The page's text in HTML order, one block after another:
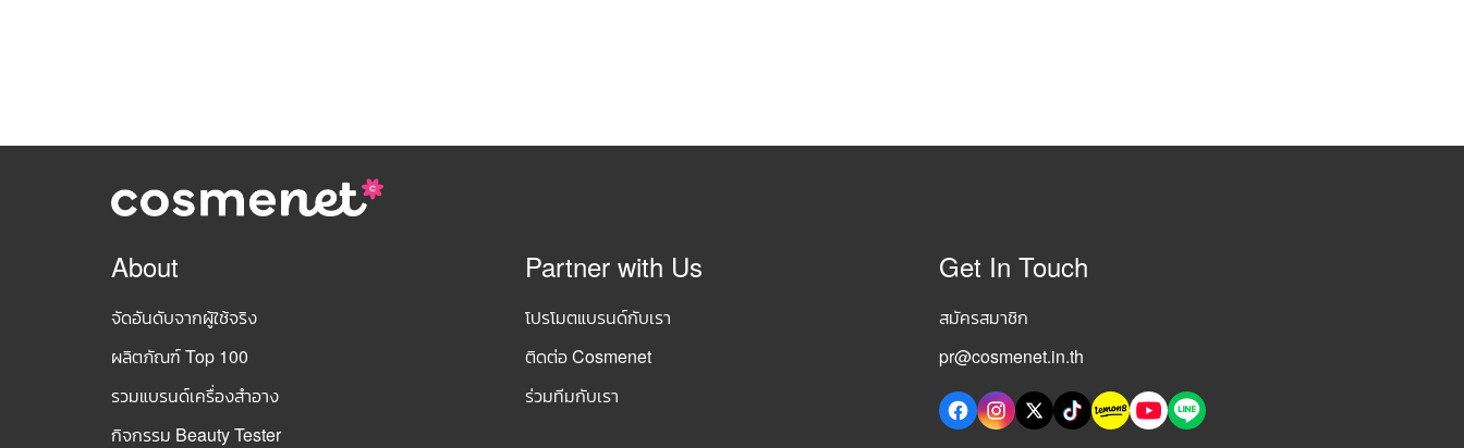
About
จัดอันดับจากผู้ใช้จริง
ผลิตภัณฑ์ Top 100
รวมแบรนด์เครื่องสำอาง
กิจกรรม Beauty Tester
Partner with Us
โปรโมตแบรนด์กับเรา
ติดต่อ Cosmenet
ร่วมทีมกับเรา
Get In Touch
สมัครสมาชิก
pr@cosmenet.in.th